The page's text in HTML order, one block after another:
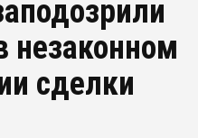
сделки